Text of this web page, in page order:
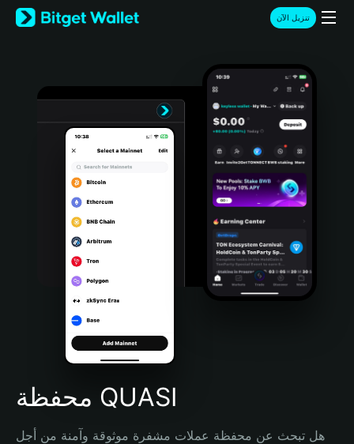
English
日本語
Türkçe
Português (Portugal)
Bahasa Indonesia
Português (Brasil)
Español (Argentina)
تنزيل الآن
محفظة QUASI
هل تبحث عن محفظة عملات مشفرة موثوقة وآمنة من أجل